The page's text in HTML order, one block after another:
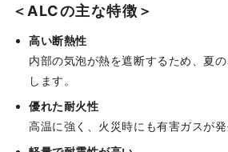
＜ALCの主な特徴＞
高い断熱性
内部の気泡が熱を遮断するため、夏
します。
優れた耐火性
高温に強く、火災時にも有害ガスが発